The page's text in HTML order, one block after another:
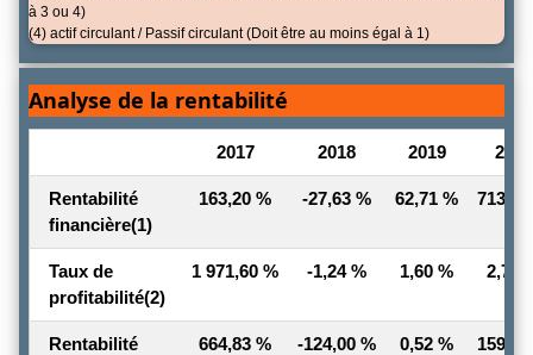
à 3 ou 4)
(4) actif circulant / Passif circulant (Doit être au moins égal à 1)
Analyse de la rentabilité
2017 2018 2019 2020
Rentabilité
financière(1)
163,20 % -27,63 % 62,71 % 713,42
Taux de
profitabilité(2)
1 971,60 % -1,24 % 1,60 % 2,71
Rentabilité
664,83 % -124,00 % 0,52 %